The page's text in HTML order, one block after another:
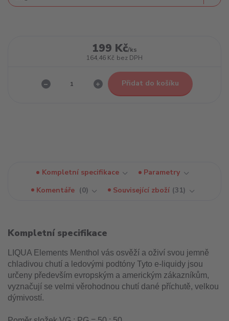
199 Kč/ks
164,46 Kč bez DPH
Přidat do košíku
Kompletní specifikace
Parametry
Komentáře
0 Související zboží 31
Kompletní specifikace
LIQUA Elements Menthol vás osvěží a oživí svou jemně
chladivou chutí a ledovými podtóny Tyto e-liquidy jsou
určeny především evropským a americkým zákazníkům,
vyznačují se velmi věrohodnou chutí dané příchutě, velkou
dýmivostí.